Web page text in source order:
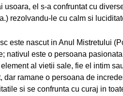
usoara, el s-a confruntat cu
rezolvandu-le cu calm si
este nascut in Anul Mistretului
nativul este o persoana
al vietii sale, fie el intim
dar ramane o persoana de
si se confrunta cu curaj in